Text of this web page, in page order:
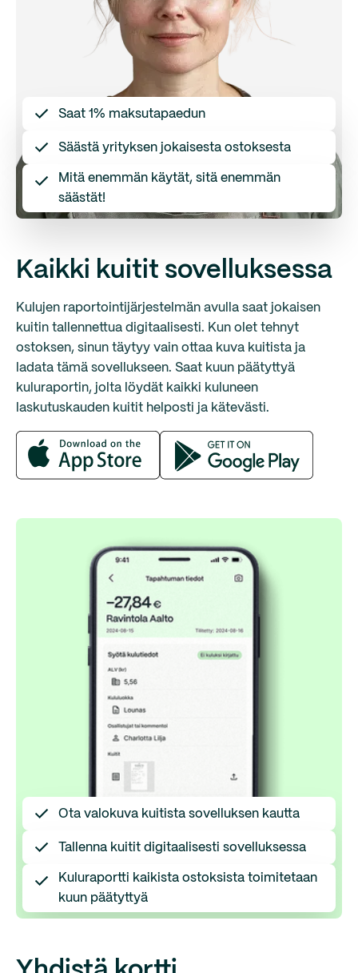
Saat 1% maksutapaedun
Säästä yrityksen jokaisesta ostoksesta
Mitä enemmän käytät, sitä enemmän
säästät!
Kaikki kuitit sovelluksessa
Kulujen raportointijärjestelmän avulla saat jokaisen
kuitin tallennettua digitaalisesti. Kun olet tehnyt
ostoksen, sinun täytyy vain ottaa kuva kuitista ja
ladata tämä sovellukseen. Saat kuun päätyttyä
kuluraportin, jolta löydät kaikki kuluneen
laskutuskauden kuitit helposti ja kätevästi.
Ota valokuva kuitista sovelluksen kautta
Tallenna kuitit digitaalisesti sovelluksessa
Kuluraportti kaikista ostoksista toimitetaan
kuun päätyttyä